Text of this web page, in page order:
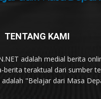
TENTANG KAMI
adalah medial berita
berita teraktual dari sumber
"Belajar dari Masa